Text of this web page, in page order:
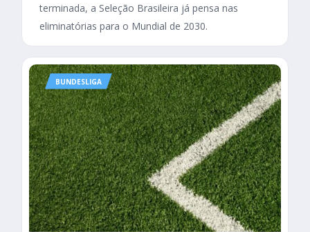
terminada, a Seleção Brasileira já pensa nas
eliminatórias para o Mundial de 2030.
BUNDESLIGA